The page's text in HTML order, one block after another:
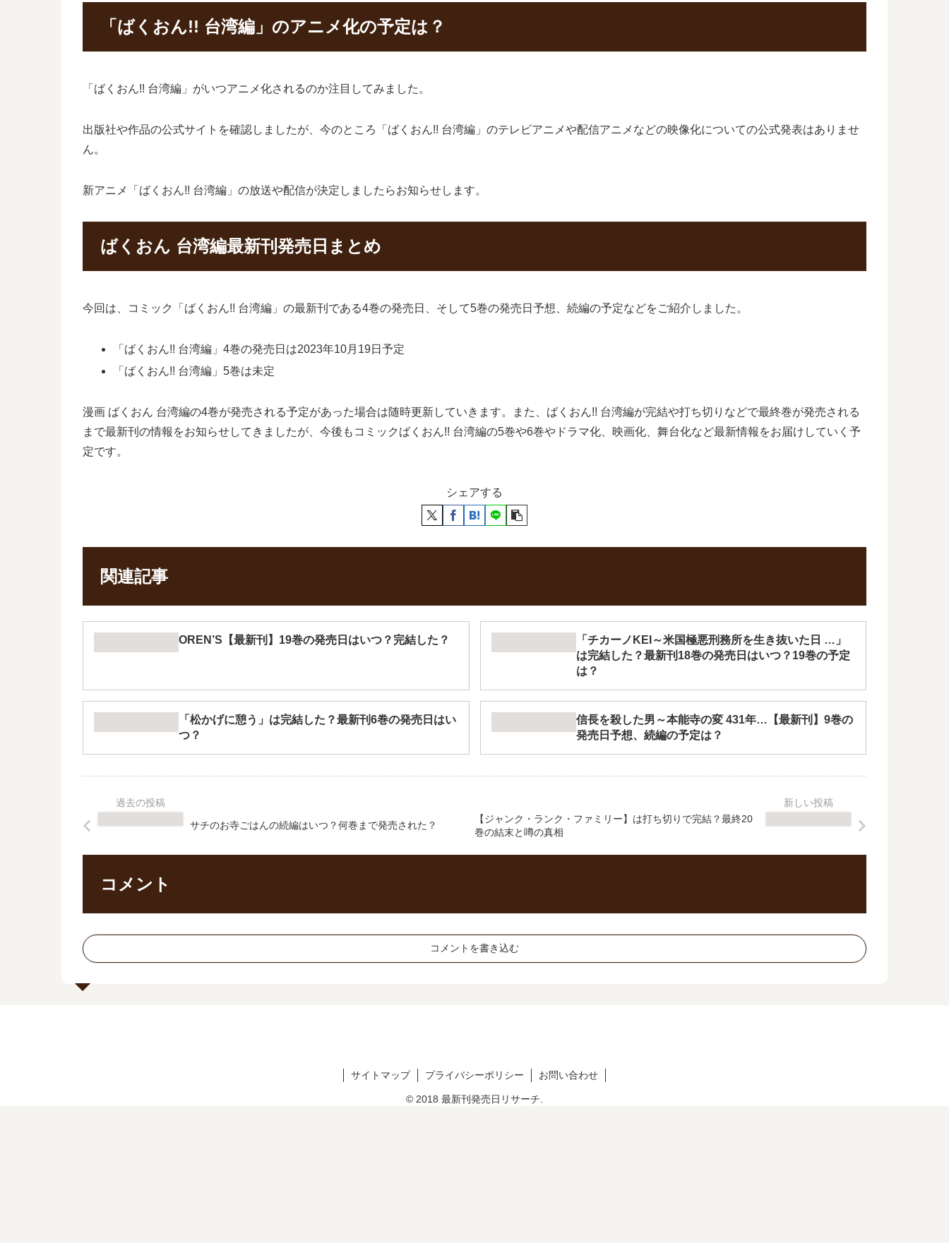
「ばくおん!! 台湾編」のアニメ化の予定は？
「ばくおん!! 台湾編」がいつアニメ化されるのか注目してみました。
出版社や作品の公式サイトを確認しましたが、今のところ「ばくおん!! 台湾編」のテレビアニメや配信アニメなどの映像化についての公式発表はありませ
ん。
新アニメ「ばくおん!! 台湾編」の放送や配信が決定しましたらお知らせします。
ばくおん 台湾編最新刊発売日まとめ
今回は、コミック「ばくおん!! 台湾編」の最新刊である4巻の発売日、そして5巻の発売日予想、続編の予定などをご紹介しました。
「ばくおん!! 台湾編」4巻の発売日は2023年10月19日予定
「ばくおん!! 台湾編」5巻は未定
漫画 ばくおん 台湾編の4巻が発売される予定があった場合は随時更新していきます。また、ばくおん!! 台湾編が完結や打ち切りなどで最終巻が発売される
まで最新刊の情報をお知らせしてきましたが、今後もコミックばくおん!! 台湾編の5巻や6巻やドラマ化、映画化、舞台化など最新情報をお届けしていく予
定です。
シェアする
関連記事
OREN’S【最新刊】19巻の発売日はいつ？完結した？
「チカーノKEI～米国極悪刑務所を生き抜いた日 …」
は完結した？最新刊18巻の発売日はいつ？19巻の予定
は？
「松かげに憩う」は完結した？最新刊6巻の発売日はい
つ？
信長を殺した男～本能寺の変 431年…【最新刊】9巻の
発売日予想、続編の予定は？
サチのお寺ごはんの続編はいつ？何巻まで発売された？
【ジャンク・ランク・ファミリー】は打ち切りで完結？最終20
巻の結末と噂の真相
コメント
コメントを書き込む
サイトマップ プライバシーポリシー お問い合わせ
© 2018 最新刊発売日リサーチ.